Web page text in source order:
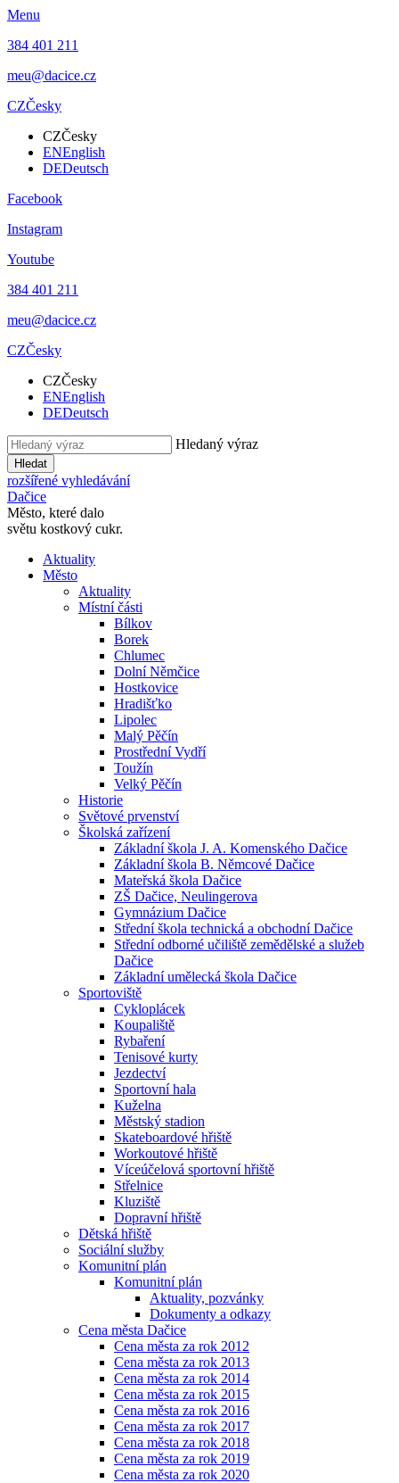
Menu
384 401 211
meu@dacice.cz
CZČesky
CZČesky
ENEnglish
DEDeutsch
Facebook
Instagram
Youtube
384 401 211
meu@dacice.cz
CZČesky
CZČesky
ENEnglish
DEDeutsch
Hledaný výraz
Hledat
rozšířené vyhledávání
Dačice
Město, které dalo
světu kostkový cukr.
Aktuality
Město
Aktuality
Místní části
Bílkov
Borek
Chlumec
Dolní Němčice
Hostkovice
Hradišťko
Lipolec
Malý Pěčín
Prostřední Vydří
Toužín
Velký Pěčín
Historie
Světové prvenství
Školská zařízení
Základní škola J. A. Komenského Dačice
Základní škola B. Němcové Dačice
Mateřská škola Dačice
ZŠ Dačice, Neulingerova
Gymnázium Dačice
Střední škola technická a obchodní Dačice
Střední odborné učiliště zemědělské a služeb
Dačice
Základní umělecká škola Dačice
Sportoviště
Cykloplácek
Koupaliště
Rybaření
Tenisové kurty
Jezdectví
Sportovní hala
Kuželna
Městský stadion
Skateboardové hřiště
Workoutové hřiště
Víceúčelová sportovní hřiště
Střelnice
Kluziště
Dopravní hřiště
Dětská hřiště
Sociální služby
Komunitní plán
Komunitní plán
Aktuality, pozvánky
Dokumenty a odkazy
Cena města Dačice
Cena města za rok 2012
Cena města za rok 2013
Cena města za rok 2014
Cena města za rok 2015
Cena města za rok 2016
Cena města za rok 2017
Cena města za rok 2018
Cena města za rok 2019
Cena města za rok 2020